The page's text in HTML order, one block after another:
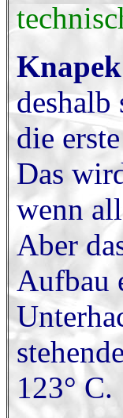
die
Das
wenn
Aber
Aufbau
123° C.